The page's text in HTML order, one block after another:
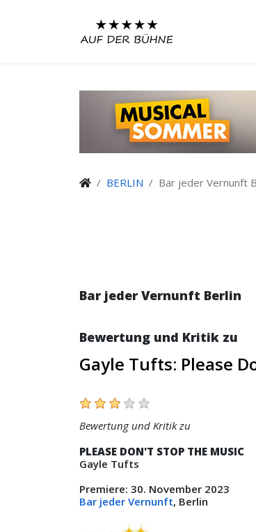
BERLIN Bar jeder Vernunft
Bar jeder Vernunft Berlin
Bewertung und Kritik zu
Gayle Tufts: Please
Bewertung und Kritik zu
PLEASE DON'T STOP THE MUSIC
Gayle Tufts
Premiere: 30. November 2023
Bar jeder Vernunft, Berlin